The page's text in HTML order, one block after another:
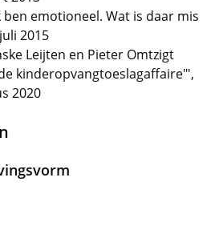
ben emotioneel. Wat is daar mis
2015
Leijten en Pieter Omtzigt
kinderopvangtoeslagaffaire"',
2020